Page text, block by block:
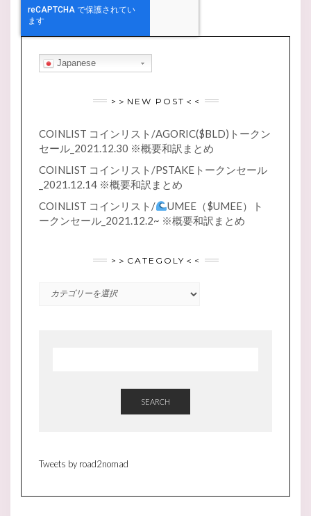
Japanese
>＞NEW POST＜<
COINLIST コインリスト/AGORIC($BLD)トークン
セール_2021.12.30 ※概要和訳まとめ
COINLIST コインリスト/PSTAKEトークンセール
_2021.12.14 ※概要和訳まとめ
COINLIST コインリスト/
UMEE（$UMEE）ト
ークンセール_2021.12.2~ ※概要和訳まとめ
>＞CATEGOLY＜<
SEARCH
Tweets by road2nomad